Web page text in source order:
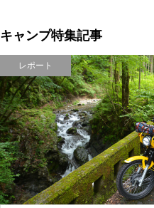
キャンプ特集記事
レポート